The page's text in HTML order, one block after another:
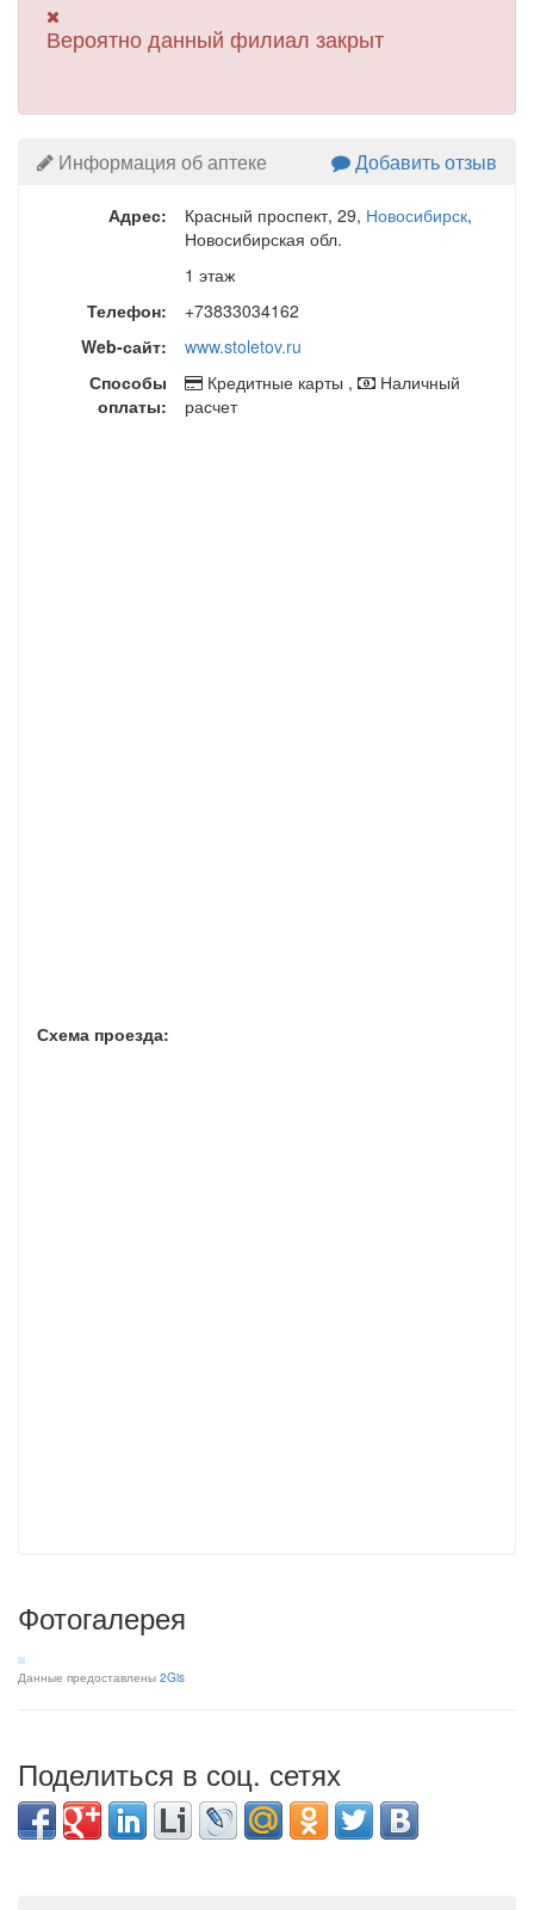
Вероятно данный филиал закрыт
Информация об аптеке Добавить отзыв
Адрес: Красный проспект, 29, Новосибирск,
Новосибирская обл.
1 этаж
Телефон:
+73833034162
Web-сайт:
www.stoletov.ru
Способы
оплаты:
Кредитные карты ,
Наличный
расчет
Схема проезда:
Фотогалерея
Данные предоставлены 2Gis
Поделиться в соц. сетях